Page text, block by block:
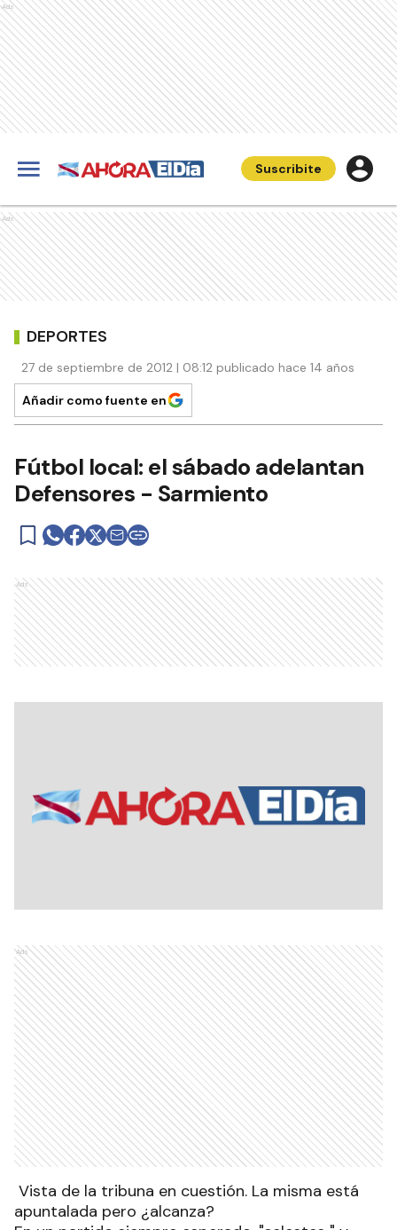
Ads
Suscribite
Ads
DEPORTES
27 de septiembre de 2012 | 08:12 publicado hace 14 años
Añadir como fuente en
Fútbol local: el sábado adelantan
Defensores - Sarmiento
Ads
Ads
Vista de la tribuna en cuestión. La misma está
apuntalada pero ¿alcanza?